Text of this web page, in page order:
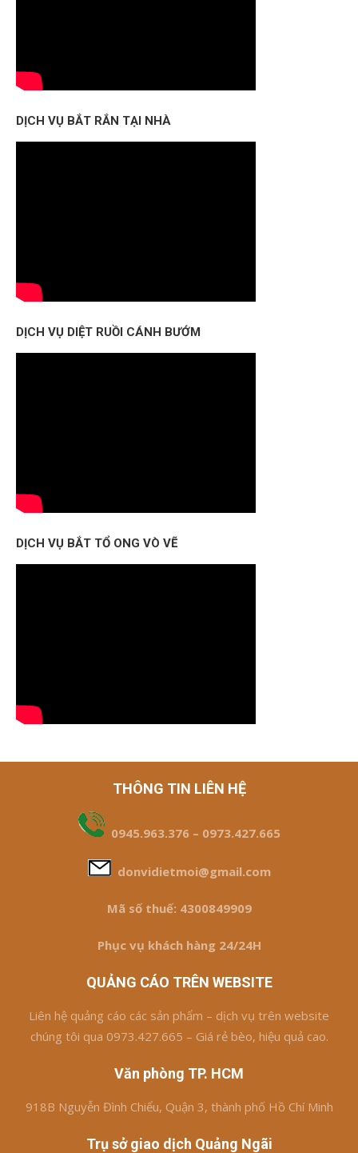
DỊCH VỤ BẮT RẮN TẠI NHÀ
DỊCH VỤ DIỆT RUỒI CÁNH BƯỚM
DỊCH VỤ BẮT TỔ ONG VÒ VẼ
THÔNG TIN LIÊN HỆ
0945.963.376 – 0973.427.665
donvidietmoi@gmail.com
Mã số thuế: 4300849909
Phục vụ khách hàng 24/24H
QUẢNG CÁO TRÊN WEBSITE
Liên hệ quảng cáo các sản phẩm – dịch vụ trên website
chúng tôi qua 0973.427.665 – Giá rẻ bèo, hiệu quả cao.
Văn phòng TP. HCM
918B Nguyễn Đình Chiểu, Quận 3, thành phố Hồ Chí Minh
Trụ sở giao dịch Quảng Ngãi